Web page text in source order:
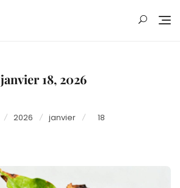
janvier 18, 2026
2026 janvier 18